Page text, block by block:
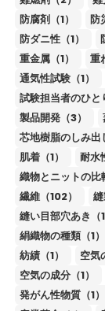
防腐剤（1）
防
防ダニ性（1）
重金属（1）
重
通気性試験（1）
試験担当者のひと
製品開発（3）
芯地樹脂のしみ出
肌着（1）
耐水
織物とニットの比
繊維（102）
縫
縫い目部穴あき（1
絹織物の種類（1）
紡績（1）
空気
空気の成分（1）
発がん性物質（1）